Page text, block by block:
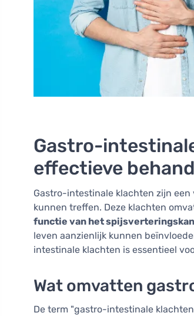
Gastro-
effectieve
Gastro-intestinale klachten zijn
kunnen treffen. Deze klachten
functie van het
leven aanzienlijk kunnen
intestinale klachten is essentieel
Wat omvatten
De term "gastro-intestinale